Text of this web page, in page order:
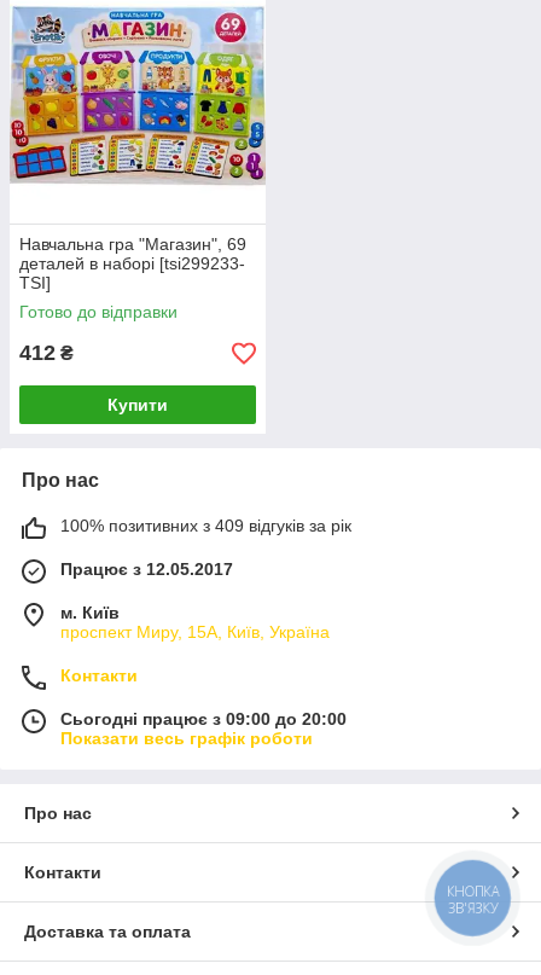
Навчальна гра "Магазин", 69
деталей в наборі [tsi299233-
TSI]
Готово до відправки
412 ₴
Купити
Про нас
100% позитивних з 409 відгуків за рік
Працює з 12.05.2017
м. Київ
проспект Миру, 15А, Київ, Україна
Контакти
Сьогодні працює з 09:00 до 20:00
Показати весь графік роботи
Про нас
Контакти
Доставка та оплата
КНОПКА
ЗВ'ЯЗКУ